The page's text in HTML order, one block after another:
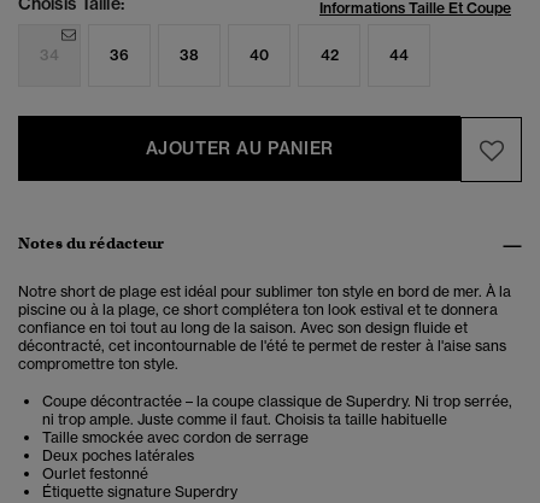
Informations Taille Et Coupe
34 36 38 40 42 44
AJOUTER AU PANIER
Notes du rédacteur
Notre short de plage est idéal pour sublimer ton style en bord de mer. À la
piscine ou à la plage, ce short complétera ton look estival et te donnera
confiance en toi tout au long de la saison. Avec son design fluide et
décontracté, cet incontournable de l'été te permet de rester à l'aise sans
compromettre ton style.
Coupe décontractée – la coupe classique de Superdry. Ni trop serrée,
ni trop ample. Juste comme il faut. Choisis ta taille habituelle
Taille smockée avec cordon de serrage
Deux poches latérales
Ourlet festonné
Étiquette signature Superdry